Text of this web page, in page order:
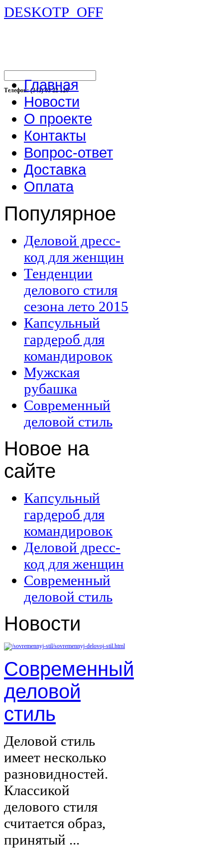
DESKOTP_OFF
Телефон: (343) 03 22 120
Главная
Новости
О проекте
Контакты
Вопрос-ответ
Доставка
Оплата
Популярное
Деловой дресс-
код для женщин
Тенденции
делового стиля
сезона лето 2015
Капсульный
гардероб для
командировок
Мужская
рубашка
Современный
деловой стиль
Новое на
сайте
Капсульный
гардероб для
командировок
Деловой дресс-
код для женщин
Современный
деловой стиль
Новости
Современный
деловой
стиль
Деловой стиль
имеет несколько
разновидностей.
Классикой
делового стиля
считается образ,
принятый ...